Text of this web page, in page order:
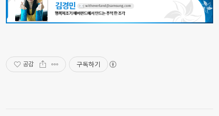
공감 구독하기